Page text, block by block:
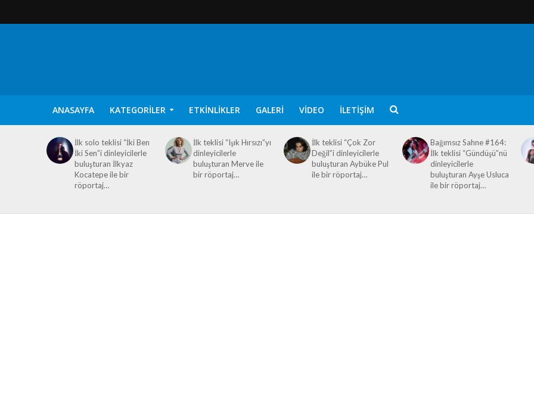
ANASAYFA KATEGORILER ETKINLIKLER GALERI VIDEO İLETIŞIM
İlk solo teklisi “İki Ben
İki Sen”i dinleyicilerle
buluşturan İlkyaz
Kocatepe ile bir
röportaj…
İlk teklisi “Işık Hırsızı”yı
dinleyicilerle
buluşturan Merve ile
bir röportaj…
İlk teklisi “Çok Zor
Değil”i dinleyicilerle
buluşturan Aybüke Pul
ile bir röportaj…
Bağımsız Sahne #164:
İlk teklisi “Gündüşü”nü
dinleyicilerle
buluşturan Ayşe Usluca
ile bir röportaj…